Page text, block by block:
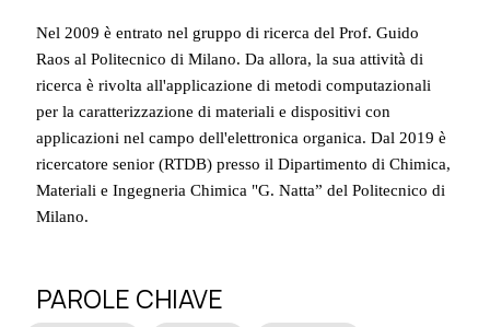
Nel 2009 è entrato nel gruppo di ricerca del Prof. Guido
Raos al Politecnico di Milano. Da allora, la sua attività di
ricerca è rivolta all'applicazione di metodi computazionali
per la caratterizzazione di materiali e dispositivi con
applicazioni nel campo dell'elettronica organica. Dal 2019 è
ricercatore senior (RTDB) presso il Dipartimento di Chimica,
Materiali e Ingegneria Chimica "G. Natta” del Politecnico di
Milano.
PAROLE CHIAVE